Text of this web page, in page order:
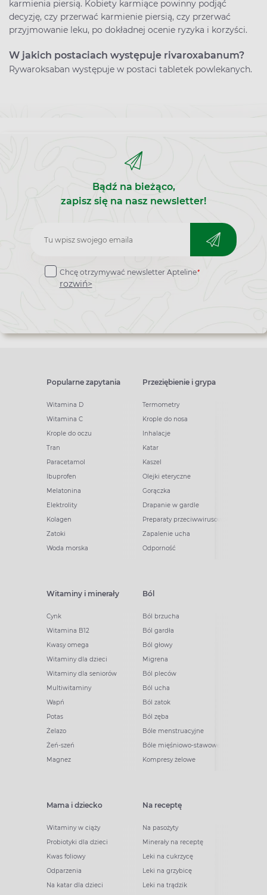
karmienia piersią. Kobiety karmiące powinny podjąć
decyzję, czy przerwać karmienie piersią, czy przerwać
przyjmowanie leku, po dokładnej ocenie ryzyka i korzyści.
W jakich postaciach występuje rivaroxabanum?
Rywaroksaban występuje w postaci tabletek powlekanych.
Bądź na bieżąco,
zapisz się na nasz newsletter!
Zapisz
do
newslettera
Chcę otrzymywać newsletter Apteline*
rozwiń>
Popularne zapytania
Witamina D
Witamina C
Krople do oczu
Tran
Paracetamol
Ibuprofen
Melatonina
Elektrolity
Kolagen
Zatoki
Woda morska
Przeziębienie i grypa
Termometry
Krople do nosa
Inhalacje
Katar
Kaszel
Olejki eteryczne
Gorączka
Drapanie w gardle
Preparaty przeciwwirusowe
Zapalenie ucha
Odporność
Witaminy i minerały
Cynk
Witamina B12
Kwasy omega
Witaminy dla dzieci
Witaminy dla seniorów
Multiwitaminy
Wapń
Potas
Żelazo
Żeń-szeń
Magnez
Ból
Ból brzucha
Ból gardła
Ból głowy
Migrena
Ból pleców
Ból ucha
Ból zatok
Ból zęba
Bóle menstruacyjne
Bóle mięśniowo-stawowe
Kompresy żelowe
Mama i dziecko
Witaminy w ciąży
Probiotyki dla dzieci
Kwas foliowy
Odparzenia
Na katar dla dzieci
Na receptę
Na pasożyty
Minerały na receptę
Leki na cukrzycę
Leki na grzybicę
Leki na trądzik